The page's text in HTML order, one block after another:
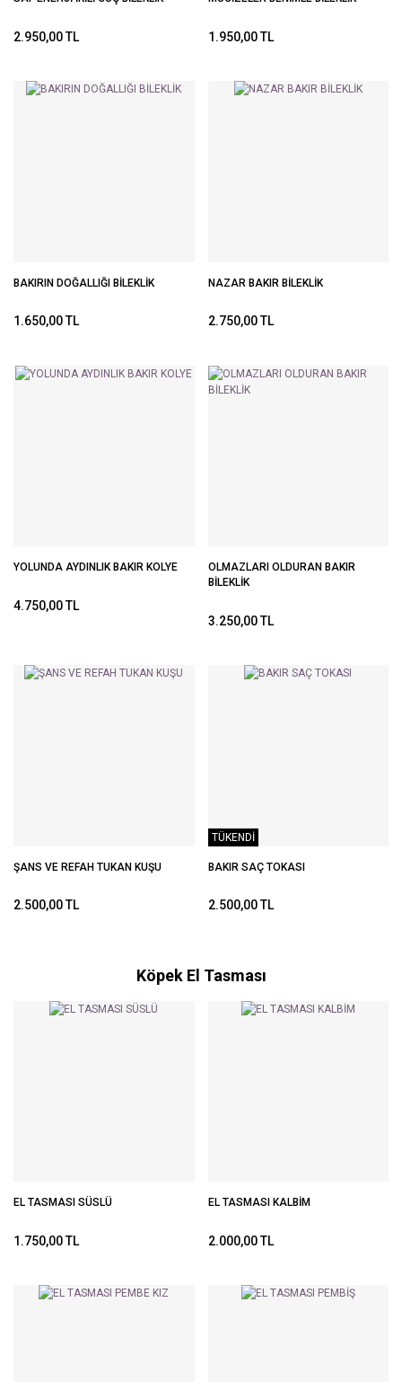
2.950,00 TL 1.950,00 TL
BAKIRIN DOĞALLIĞI BİLEKLİK
1.650,00 TL
NAZAR BAKIR BİLEKLİK
2.750,00 TL
YOLUNDA AYDINLIK BAKIR KOLYE
4.750,00 TL
OLMAZLARI OLDURAN BAKIR
BİLEKLİK
3.250,00 TL
ŞANS VE REFAH TUKAN KUŞU
2.500,00 TL
TÜKENDİ
BAKIR SAÇ TOKASI
2.500,00 TL
Köpek El Tasması
EL TASMASI SÜSLÜ
1.750,00 TL
EL TASMASI KALBİM
2.000,00 TL